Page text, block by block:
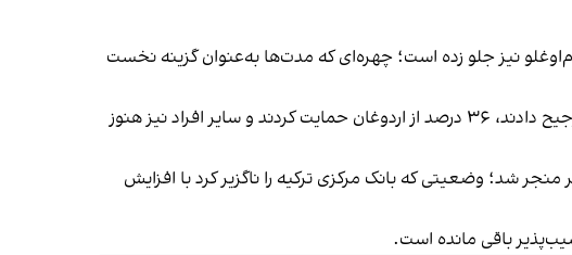
نیز جلو زده است؛ چهره‌ای که مدت‌ها به‌عنوان گزینه نخست
بر اساس نتایج یک نظرسنجی که هفته گذشته منتشر شد، نزدیک به نیمی از پاسخ‌دهندگان یاواش را به اردوغان ترجیح دادند، ۳۶ درصد از اردوغان حمایت کردند و سایر افراد نیز هنوز
شد؛ وضعیتی که بانک مرکزی ترکیه را ناگزیر کرد با افزایش
باقی مانده است.